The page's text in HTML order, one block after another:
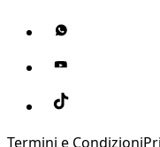
Termini e Condizioni